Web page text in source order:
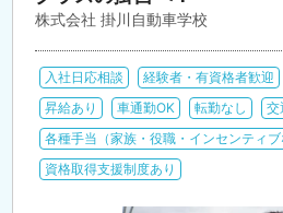
株式会社 掛川自動車学校
入社日応相談 経験者・有資格者歓迎
昇給あり
車通勤OK 転勤なし 交
各種手当（家族・役職・インセンティブ
資格取得支援制度あり